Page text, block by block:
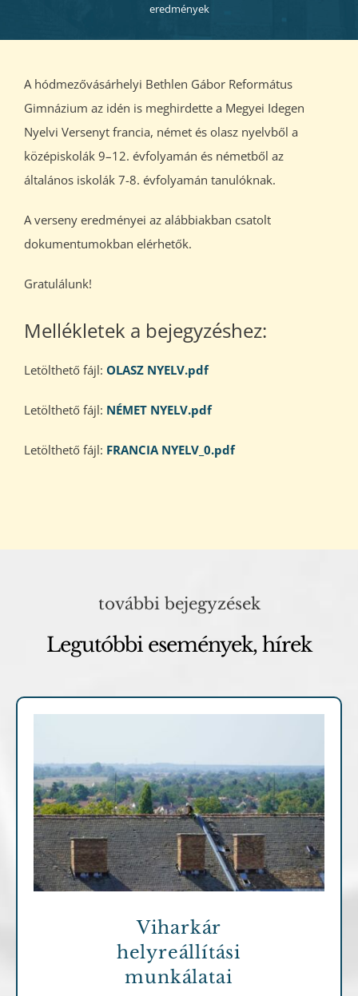
Kapcsolat
eredmények
A hódmezővásárhelyi Bethlen Gábor Református
Gimnázium az idén is meghirdette a Megyei Idegen
Nyelvi Versenyt francia, német és olasz nyelvből a
középiskolák 9–12. évfolyamán és németből az
általános iskolák 7-8. évfolyamán tanulóknak.
A verseny eredményei az alábbiakban csatolt
dokumentumokban elérhetők.
Gratulálunk!
Mellékletek a bejegyzéshez:
Letölthető fájl: OLASZ NYELV.pdf
Letölthető fájl: NÉMET NYELV.pdf
Letölthető fájl: FRANCIA NYELV_0.pdf
további bejegyzések
Legutóbbi események, hírek
Archív cikkek
Viharkár
helyreállítási
munkálatai